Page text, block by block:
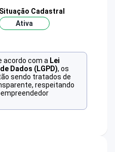
Situação Cadastral
Ativa
acordo com a Lei
Dados (LGPD), os
sendo tratados de
respeitando